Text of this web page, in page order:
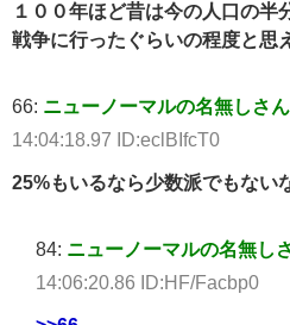
１００年ほど昔は今の人口の半
戦争に行ったぐらいの程度と思
66: ニューノーマルの名無しさん
14:04:18.97 ID:eclBIfcT0
25%もいるなら少数派でもない
84: ニューノーマルの名無し
14:06:20.86 ID:HF/Facbp0